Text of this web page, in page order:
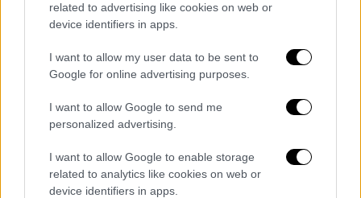
related to advertising like cookies on web or
device identifiers in apps.
I want to allow my user data to be sent to
Google for online advertising purposes.
I want to allow Google to send me
personalized advertising.
I want to allow Google to enable storage
related to analytics like cookies on web or
device identifiers in apps.
Lifestyle|15.01.2026 22:09
Ρήγμα στην οικογένεια Μπέκαμ: Ο
Μπρούκλιν χάνει followers, οι γονείς του
κερδίζουν τη στήριξη του κοινού
Η δημόσια ρήξη με τον Ντέιβιντ και τη
Βικτόρια Μπέκαμ φαίνεται να έχει κόστος
για τον πρωτότοκο γιο τους, τουλάχιστον
στα μέσα κοινωνικής δικτύωσης.